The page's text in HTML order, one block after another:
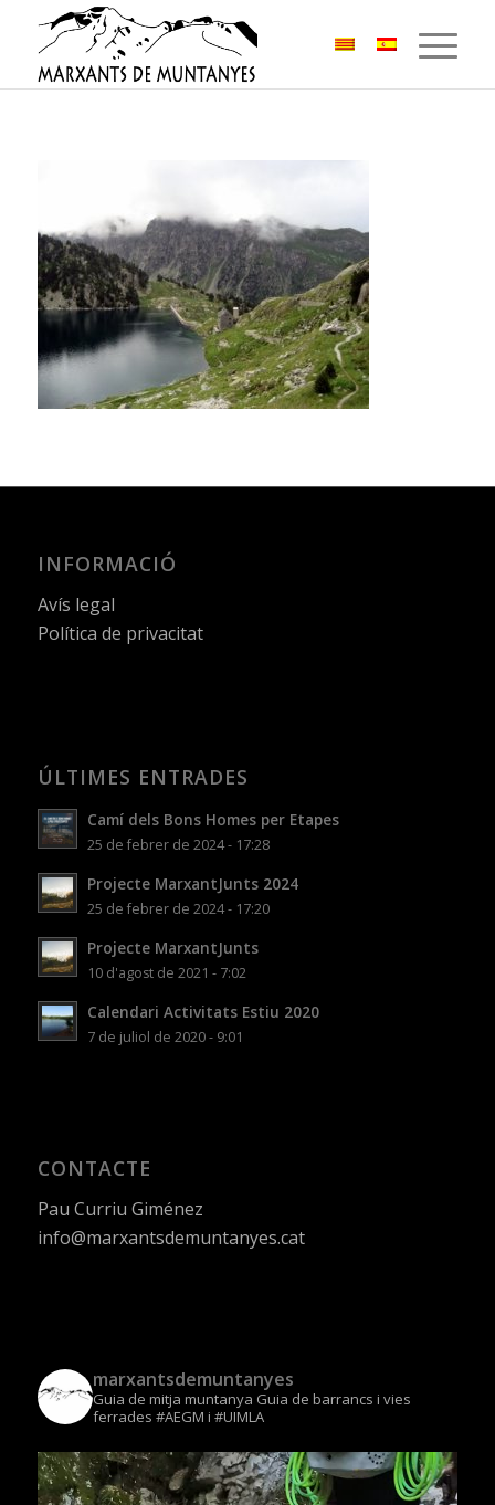
INFORMACIÓ
Avís legal
Política de privacitat
ÚLTIMES ENTRADES
Camí dels Bons Homes per Etapes
25 de febrer de 2024 - 17:28
Projecte MarxantJunts 2024
25 de febrer de 2024 - 17:20
Projecte MarxantJunts
10 d'agost de 2021 - 7:02
Calendari Activitats Estiu 2020
7 de juliol de 2020 - 9:01
CONTACTE
Pau Curriu Giménez
info@marxantsdemuntanyes.cat
marxantsdemuntanyes
Guia de mitja muntanya Guia de barrancs i vies
ferrades #AEGM i #UIMLA